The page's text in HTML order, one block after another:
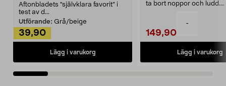
-
Aftonbladets "självklara favorit” i
test av d...
Utförande: Grå/beige
39,90
Lägg i varukorg
ta bort noppor och ludd.
149,90
Lägg i varukorg